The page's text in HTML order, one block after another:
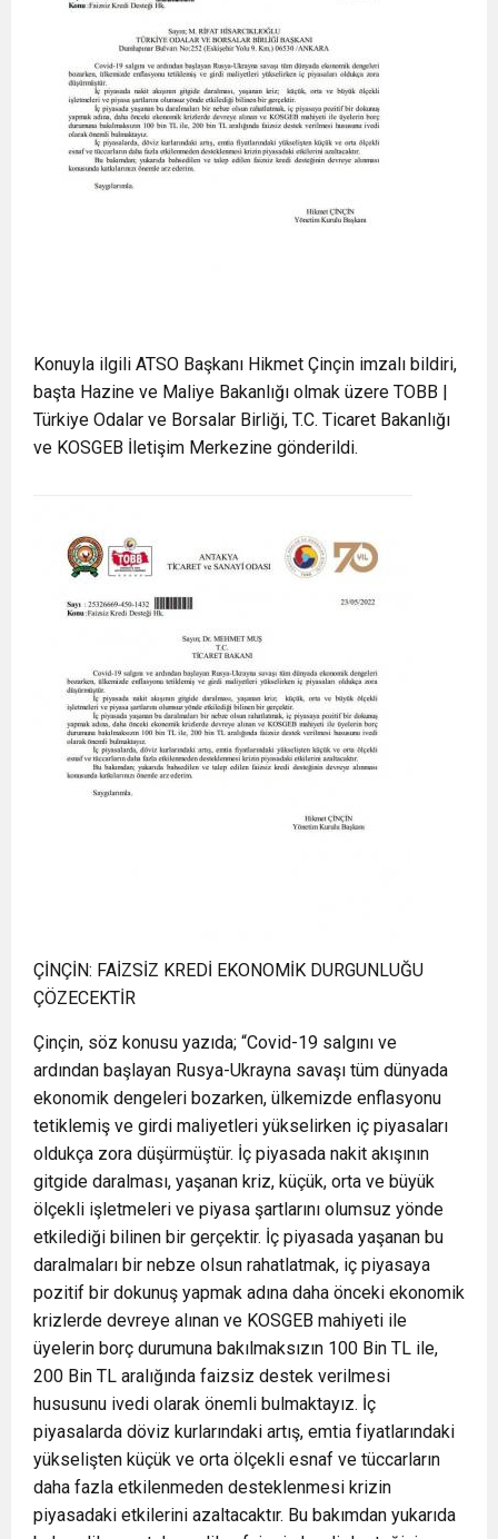
Konuyla ilgili ATSO Başkanı Hikmet Çinçin imzalı bildiri,
başta Hazine ve Maliye Bakanlığı olmak üzere TOBB |
Türkiye Odalar ve Borsalar Birliği, T.C. Ticaret Bakanlığı
ve KOSGEB İletişim Merkezine gönderildi.
ÇİNÇİN: FAİZSİZ KREDİ EKONOMİK DURGUNLUĞU
ÇÖZECEKTİR
Çinçin, söz konusu yazıda; “Covid-19 salgını ve
ardından başlayan Rusya-Ukrayna savaşı tüm dünyada
ekonomik dengeleri bozarken, ülkemizde enflasyonu
tetiklemiş ve girdi maliyetleri yükselirken iç piyasaları
oldukça zora düşürmüştür. İç piyasada nakit akışının
gitgide daralması, yaşanan kriz, küçük, orta ve büyük
ölçekli işletmeleri ve piyasa şartlarını olumsuz yönde
etkilediği bilinen bir gerçektir. İç piyasada yaşanan bu
daralmaları bir nebze olsun rahatlatmak, iç piyasaya
pozitif bir dokunuş yapmak adına daha önceki ekonomik
krizlerde devreye alınan ve KOSGEB mahiyeti ile
üyelerin borç durumuna bakılmaksızın 100 Bin TL ile,
200 Bin TL aralığında faizsiz destek verilmesi
hususunu ivedi olarak önemli bulmaktayız. İç
piyasalarda döviz kurlarındaki artış, emtia fiyatlarındaki
yükselişten küçük ve orta ölçekli esnaf ve tüccarların
daha fazla etkilenmeden desteklenmesi krizin
piyasadaki etkilerini azaltacaktır. Bu bakımdan yukarıda